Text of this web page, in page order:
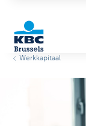
Werkkapitaal